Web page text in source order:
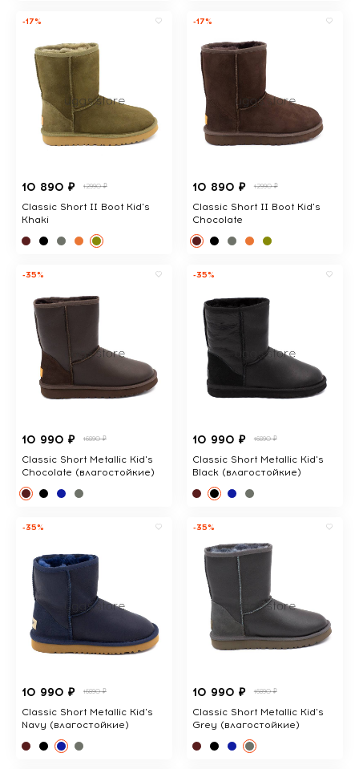
-17%
10 890 ₽ 12990 ₽
Classic Short II Boot Kid's
Khaki
-17%
10 890 ₽ 12990 ₽
Classic Short II Boot Kid's
Chocolate
-35%
10 990 ₽ 16890 ₽
Classic Short Metallic Kid's
Chocolate (влагостойкие)
-35%
10 990 ₽ 16890 ₽
Classic Short Metallic Kid's
Black (влагостойкие)
-35%
10 990 ₽ 16890 ₽
Classic Short Metallic Kid's
Navy (влагостойкие)
-35%
10 990 ₽ 16890 ₽
Classic Short Metallic Kid's
Grey (влагостойкие)